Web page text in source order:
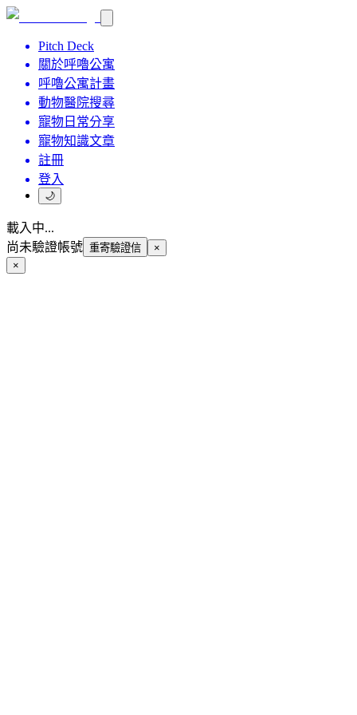
Pitch Deck
關於呼嚕公寓
呼嚕公寓計畫
動物醫院搜尋
寵物日常分享
寵物知識文章
註冊
登入
🌙
載入中...
尚未驗證帳號 重寄驗證信
×
×